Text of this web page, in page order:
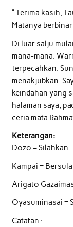
“ Terima kasih,
Matanya
Di luar salju
mana-mana.
terpecahkan.
menakjubkan.
keindahan yang
halaman saya,
ceria mata
Keterangan:
Dozo = Silahkan
Kampai =
Arigato
Oyasuminasai =
Catatan :